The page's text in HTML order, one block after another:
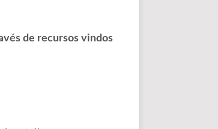
de recursos vindos